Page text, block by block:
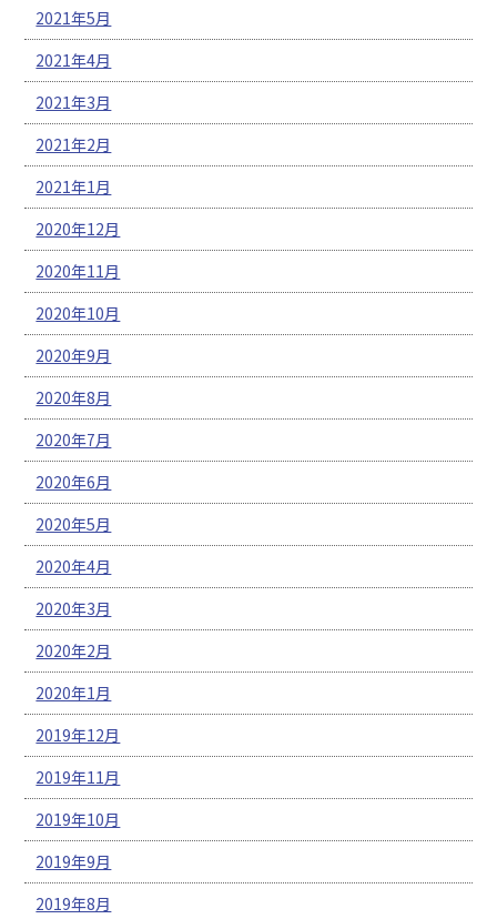
2021年5月
2021年4月
2021年3月
2021年2月
2021年1月
2020年12月
2020年11月
2020年10月
2020年9月
2020年8月
2020年7月
2020年6月
2020年5月
2020年4月
2020年3月
2020年2月
2020年1月
2019年12月
2019年11月
2019年10月
2019年9月
2019年8月